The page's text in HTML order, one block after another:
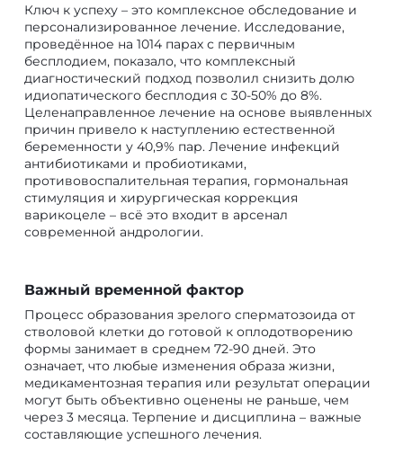
Ключ к успеху – это комплексное обследование и
персонализированное лечение. Исследование,
проведённое на 1014 парах с первичным
бесплодием, показало, что комплексный
диагностический подход позволил снизить долю
идиопатического бесплодия с 30-50% до 8%.
Целенаправленное лечение на основе выявленных
причин привело к наступлению естественной
беременности у 40,9% пар. Лечение инфекций
антибиотиками и пробиотиками,
противовоспалительная терапия, гормональная
стимуляция и хирургическая коррекция
варикоцеле – всё это входит в арсенал
современной андрологии.
Важный временной фактор
Процесс образования зрелого сперматозоида от
стволовой клетки до готовой к оплодотворению
формы занимает в среднем 72-90 дней. Это
означает, что любые изменения образа жизни,
медикаментозная терапия или результат операции
могут быть объективно оценены не раньше, чем
через 3 месяца. Терпение и дисциплина – важные
составляющие успешного лечения.